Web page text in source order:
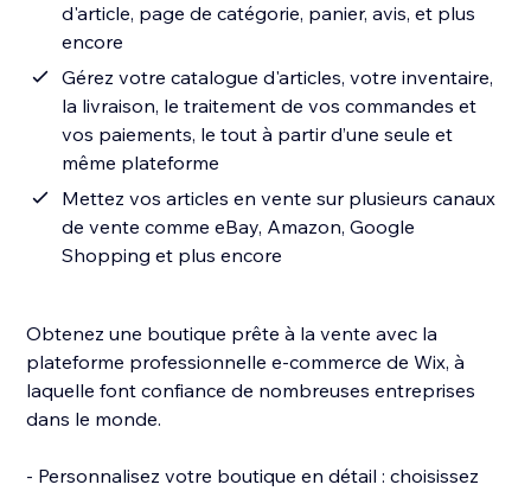
d'article, page de catégorie, panier, avis, et plus
encore
Gérez votre catalogue d'articles, votre inventaire,
la livraison, le traitement de vos commandes et
vos paiements, le tout à partir d’une seule et
même plateforme
Mettez vos articles en vente sur plusieurs canaux
de vente comme eBay, Amazon, Google
Shopping et plus encore
Obtenez une boutique prête à la vente avec la
plateforme professionnelle e-commerce de Wix, à
laquelle font confiance de nombreuses entreprises
dans le monde.
- Personnalisez votre boutique en détail : choisissez